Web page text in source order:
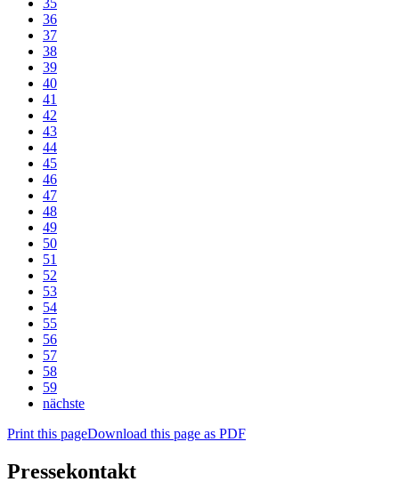
35
36
37
38
39
40
41
42
43
44
45
46
47
48
49
50
51
52
53
54
55
56
57
58
59
nächste
Print this pageDownload this page as PDF
Pressekontakt